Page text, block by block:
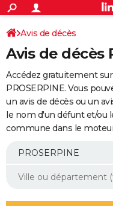
ACTUALITÉS
Politique
Société
Faits Divers
Education
Monde
Villes
+
SPORT
Coupe du monde 2026
Football
Tennis
Cyclisme
Rugby
Forum
Programme TV
TNT
Streaming
Cinéma
Sorties cinéma
Musique
+
FINANCE
Impôts
Immobilier
Risques naturels par ville
Banque
Assurance
Crédit
AUTO
Essais
Réserver un essai
Citadines
Berlines
SUV
Forum auto
+
Mobiles
Meilleur smartphone
Internet
Ordinateurs
Jeux vidéo
Guide high-tech
Aménagement intérieur
Avis de décès
Avis de décès
Accédez gratuitement
PROSERPINE. Vous
un avis de décès ou un
le nom d'un défunt et/ou
commune dans le